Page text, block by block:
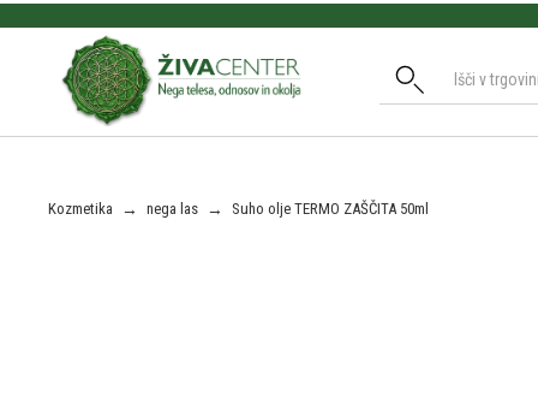
Kozmetika → nega las → Suho olje TERMO ZAŠČITA 50ml